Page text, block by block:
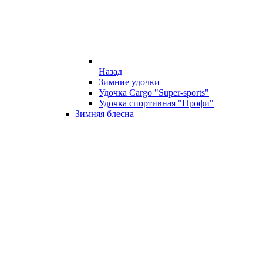
Назад
Зимние удочки
Удочка Cargo "Super-sports"
Удочка спортивная "Профи"
Зимняя блесна